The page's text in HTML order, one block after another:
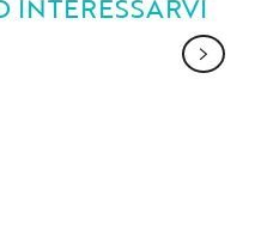
IN MONTAGNA